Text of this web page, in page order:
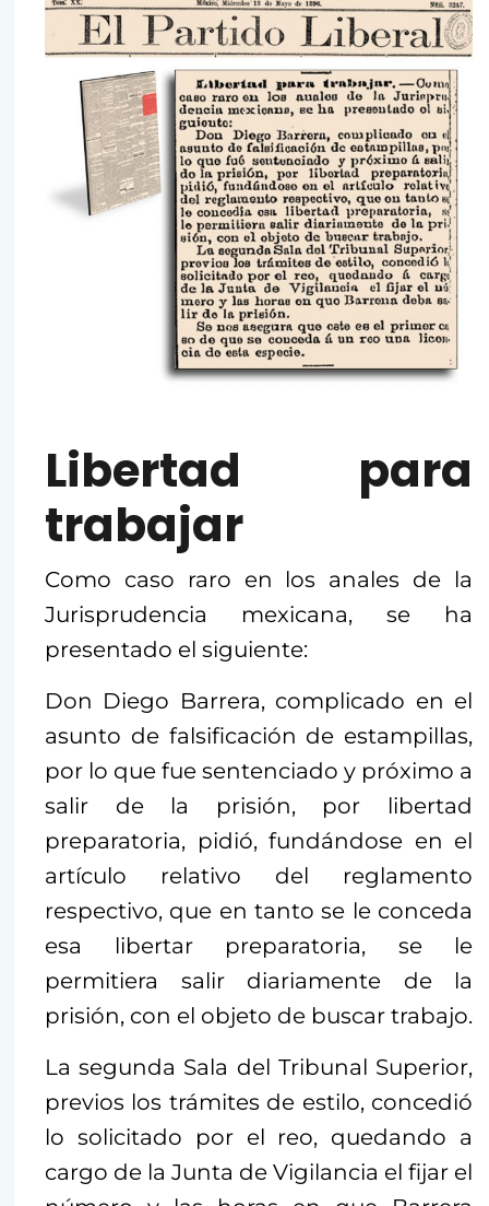
Libertad para
trabajar
Como caso raro en los anales de la
Jurisprudencia mexicana, se ha
presentado el siguiente:
Don Diego Barrera, complicado en el
asunto de falsificación de estampillas,
por lo que fue sentenciado y próximo a
salir de la prisión, por libertad
preparatoria, pidió, fundándose en el
artículo relativo del reglamento
respectivo, que en tanto se le conceda
esa libertar preparatoria, se le
permitiera salir diariamente de la
prisión, con el objeto de buscar trabajo.
La segunda Sala del Tribunal Superior,
previos los trámites de estilo, concedió
lo solicitado por el reo, quedando a
cargo de la Junta de Vigilancia el fijar el